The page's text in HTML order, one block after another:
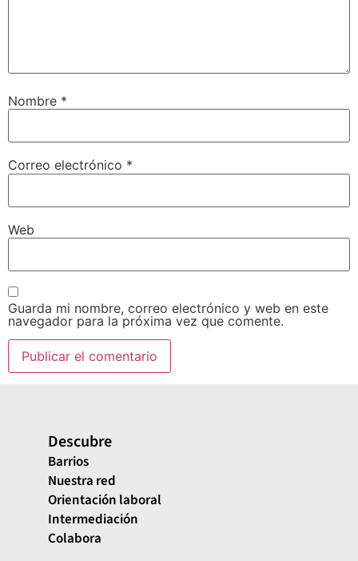
Nombre *
Correo electrónico *
Web
Guarda mi nombre, correo electrónico y web en este
navegador para la próxima vez que comente.
Descubre
Barrios
Nuestra red
Orientación laboral
Intermediación
Colabora